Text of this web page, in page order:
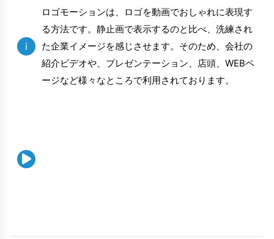
i
ロゴモーションは、ロゴを動画でおしゃれに表現す
る方法です。静止画で表示するのと比べ、洗練され
た企業イメージを感じさせます。そのため、会社の
紹介ビデオや、プレゼンテーション、店頭、WEBペ
ージなど様々なところで利用されております。
